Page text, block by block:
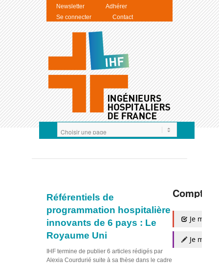
Newsletter
Adhérer
Se connecter
Contact
Référentiels de
programmation hospitalière
innovants de 6 pays : Le
Royaume Uni
IHF termine de publier 6 articles rédigés par
Alexia Courdurié suite à sa thèse dans le cadre
Compte
Je
Je